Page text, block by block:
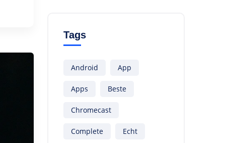
Tags
Android App
Apps Beste
Chromecast
Complete Echt